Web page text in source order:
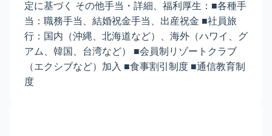
定に基づく その他手当・詳細、福利厚生：■各種手
当：職務手当、結婚祝金手当、出産祝金 ■社員旅
行：国内（沖縄、北海道など）、海外（ハワイ、グ
アム、韓国、台湾など） ■会員制リゾートクラブ
（エクシブなど）加入 ■食事割引制度 ■通信教育制
度